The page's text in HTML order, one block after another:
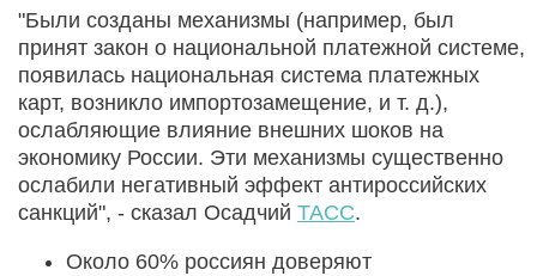
"Были созданы механизмы (например, был
принят закон о национальной платежной системе,
появилась национальная система платежных
карт, возникло импортозамещение, и т. д.),
ослабляющие влияние внешних шоков на
экономику России. Эти механизмы существенно
ослабили негативный эффект антироссийских
санкций", - сказал Осадчий ТАСС.
Около 60% россиян доверяют